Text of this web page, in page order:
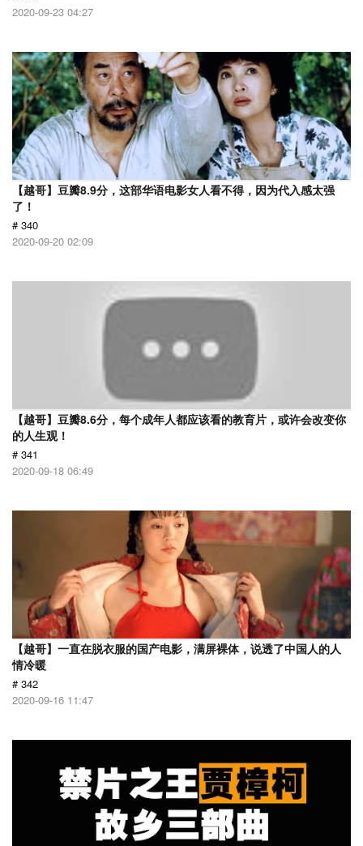
2020-09-23 04:27
【越哥】豆瓣8.9分，这部华语电影女人看不得，因为代入感太强
了！
# 340
2020-09-20 02:09
【越哥】豆瓣8.6分，每个成年人都应该看的教育片，或许会改变你
的人生观！
# 341
2020-09-18 06:49
【越哥】一直在脱衣服的国产电影，满屏裸体，说透了中国人的人
情冷暖
# 342
2020-09-16 11:47